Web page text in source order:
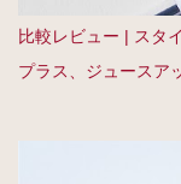
比較レビュー | スタ
プラス、ジュースア